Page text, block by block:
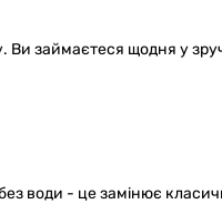
Ви займаєтеся щодня у
води - це замінює